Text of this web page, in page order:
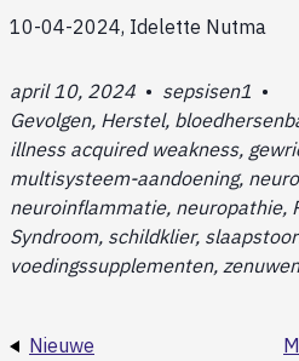
10-04-2024, Idelette Nutma
april 10, 2024 • sepsisen1 •
Gevolgen, Herstel,
illness acquired weakness,
multisysteem-aandoening,
neuroinflammatie, neuropathie,
Syndroom, schildklier,
voedingssupplementen, zenuwen
Nieuwe